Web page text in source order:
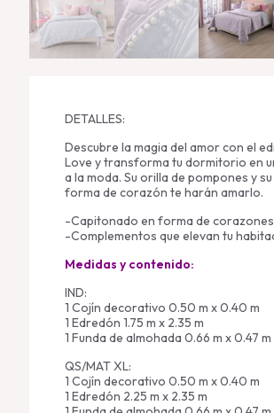
DETALLES:
Descubre la magia del amor con el
Love y transforma tu dormitorio en
a la moda. Su orilla de pompones y
forma de corazón te harán amarlo.
-Capitonado en forma de
-Complementos que elevan tu
Medidas y contenido:
IND:
1 Cojín decorativo 0.50 m x 0.40 m
1 Edredón 1.75 m x 2.35 m
1 Funda de almohada 0.66 m x 0.47 m
QS/MAT XL:
1 Cojín decorativo 0.50 m x 0.40 m
1 Edredón 2.25 m x 2.35 m